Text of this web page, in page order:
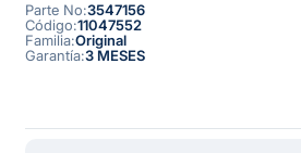
Parte No:3547156
Código:11047552
Familia:Original
Garantía:3 MESES